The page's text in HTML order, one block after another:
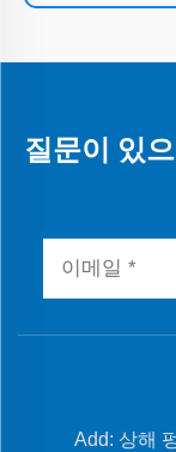
질문이 있
Add: 상해